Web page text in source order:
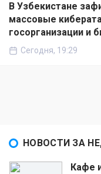
В Узбекистане
массовые
госорганизации и
Сегодня, 19:29
НОВОСТИ ЗА
Кафе